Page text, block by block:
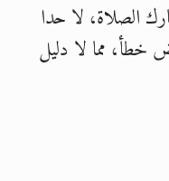
الصلاة، لا حدا
خطأ، مما لا دليل